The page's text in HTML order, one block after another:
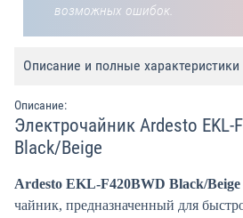
возможных ошибок.
Описание и полные характеристики
Описание:
Электрочайник Ardesto EKL-
Black/Beige
Ardesto EKL-F420BWD Black/Beige
чайник, предназначенный для